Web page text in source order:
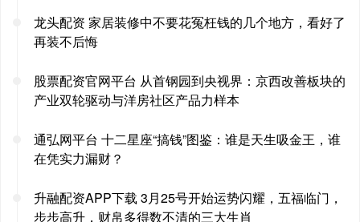
龙头配资 家居装修中不要花冤枉钱的几个地方，看好了
再装不后悔
股票配资官网平台 从首钢园到央视界：京西改善板块的
产业双轮驱动与洋房社区产品力样本
通弘网平台 十二星座“搞钱”图鉴：谁是天生吸金王，谁
在凭实力漏财？
升融配资APP下载 3月25号开始运势闪耀，五福临门，
步步高升，财帛多得数不清的三大生肖